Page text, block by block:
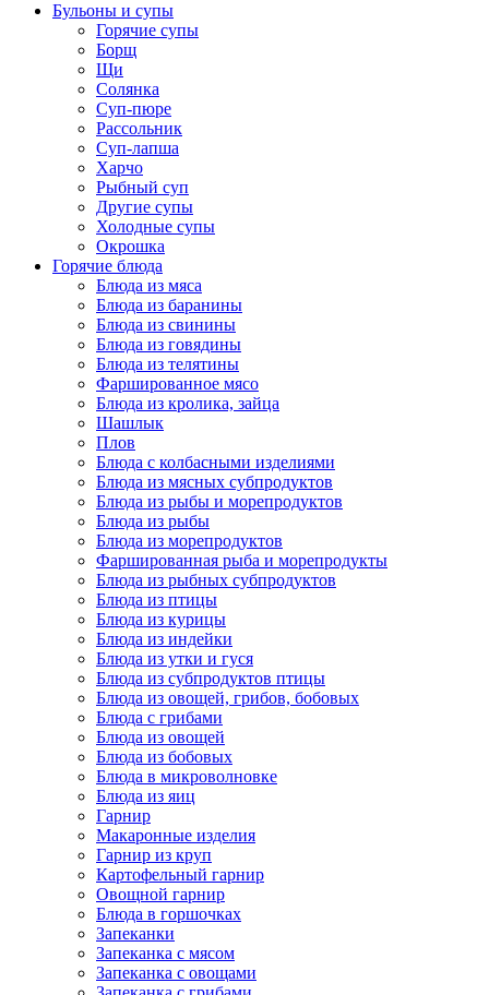
Бульоны и супы
Горячие супы
Борщ
Щи
Солянка
Суп-пюре
Рассольник
Суп-лапша
Харчо
Рыбный суп
Другие супы
Холодные супы
Окрошка
Горячие блюда
Блюда из мяса
Блюда из баранины
Блюда из свинины
Блюда из говядины
Блюда из телятины
Фаршированное мясо
Блюда из кролика, зайца
Шашлык
Плов
Блюда с колбасными изделиями
Блюда из мясных субпродуктов
Блюда из рыбы и морепродуктов
Блюда из рыбы
Блюда из морепродуктов
Фаршированная рыба и морепродукты
Блюда из рыбных субпродуктов
Блюда из птицы
Блюда из курицы
Блюда из индейки
Блюда из утки и гуся
Блюда из субпродуктов птицы
Блюда из овощей, грибов, бобовых
Блюда с грибами
Блюда из овощей
Блюда из бобовых
Блюда в микроволновке
Блюда из яиц
Гарнир
Макаронные изделия
Гарнир из круп
Картофельный гарнир
Овощной гарнир
Блюда в горшочках
Запеканки
Запеканка с мясом
Запеканка с овощами